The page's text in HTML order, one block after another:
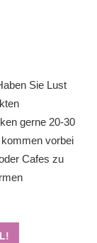
Sie Lust
gerne 20-30
vorbei
Cafes zu